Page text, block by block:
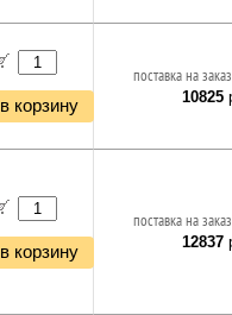
в корзину
поставка на
10825
в корзину
поставка на
12837